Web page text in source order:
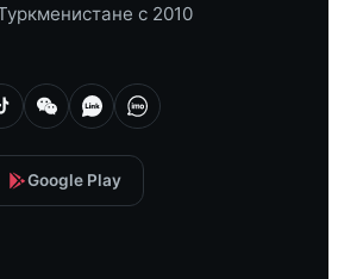
с 2010
Google Play